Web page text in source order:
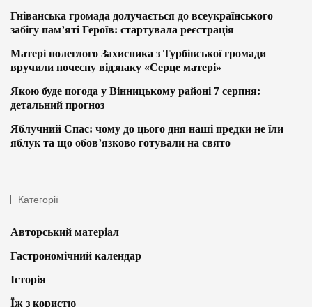
Гніванська громада долучається до всеукраїнського
забігу пам’яті Героїв: стартувала реєстрація
Матері полеглого Захисника з Турбівської громади
вручили почесну відзнаку «Серце матері»
Якою буде погода у Вінницькому районі 7 серпня:
детальний прогноз
Яблучний Спас: чому до цього дня наші предки не їли
яблук та що обов’язково готували на свято
Категорії
Авторський матеріал
Гастрономічний календар
Історія
Їж з користю